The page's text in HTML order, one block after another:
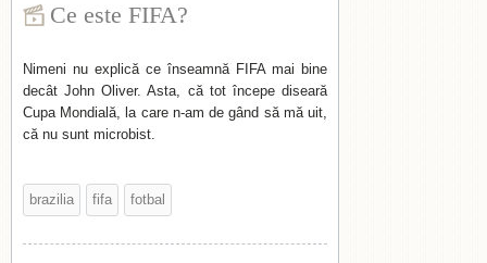
Ce este FIFA?
Nimeni nu explică ce înseamnă FIFA mai bine
decât John Oliver. Asta, că tot începe diseară
Cupa Mondială, la care n-am de gând să mă uit,
că nu sunt microbist.
brazilia fifa fotbal